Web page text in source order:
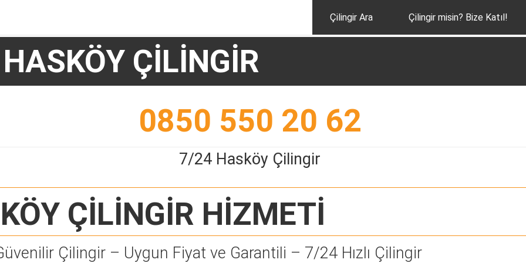
Çilingir Ara Çilingir misin? Bize Katıl!
HASKÖY ÇİLİNGİR
0850 550 20 62
7/24 Hasköy Çilingir
ÇİLİNGİR HİZMETİ
Çilingir – Uygun Fiyat ve Garantili – 7/24 Hızlı Çilingir